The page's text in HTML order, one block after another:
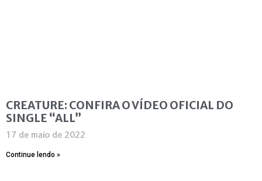
CREATURE: CONFIRA O VÍDEO OFICIAL DO
SINGLE “ALL”
17 de maio de 2022
Continue lendo »